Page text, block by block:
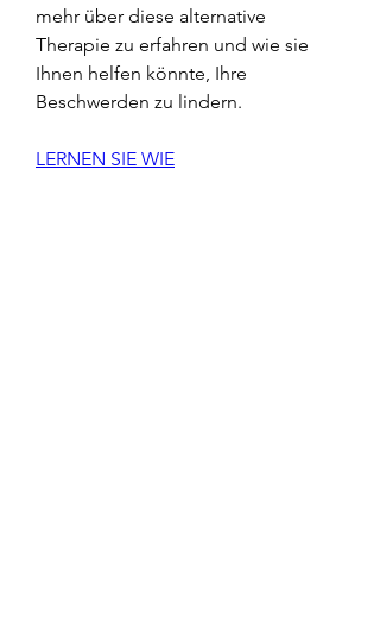
mehr über diese alternative
Therapie zu erfahren und wie sie
Ihnen helfen könnte, Ihre
Beschwerden zu lindern.
LERNEN SIE WIE